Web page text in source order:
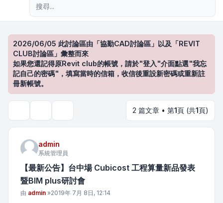
2026/06/05 此討論區由「協勤CAD討論區」以及「REVIT
CLUB討論區」彙整而來
如果您還記得原Revit club的帳號，請於"登入"介面點選"我忘
記自己的密碼"，填寫當時的信箱，收信後重設新密碼或重新註
冊新帳號。
2 篇文章 • 第1頁 (共1頁)
admin
系統管理員
【最新公告】台中場 Cubicost 工程算量新品發表
暨BIM plus研討會
文章
由 admin »2019年 7月 8日, 12:14